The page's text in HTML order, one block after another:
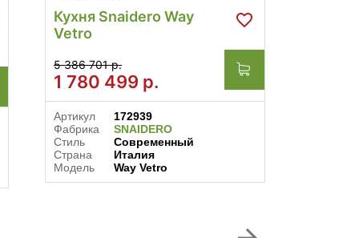
Кухня Snaidero Way
Vetro
5 386 701 р.
1 780 499 р.
Артикул
172939
Фабрика
SNAIDERO
Стиль
Современный
Страна
Италия
Модель
Way Vetro